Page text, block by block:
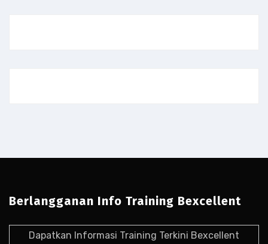
Berlangganan Info Training Bexcellent
Dapatkan Informasi Training Terkini Bexcellent